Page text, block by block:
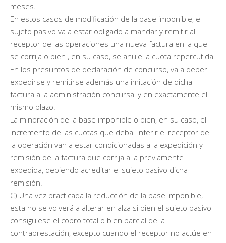
meses.
En estos casos de modificación de la base imponible, el
sujeto pasivo va a estar obligado a mandar y remitir al
receptor de las operaciones una nueva factura en la que
se corrija o bien , en su caso, se anule la cuota repercutida.
En los presuntos de declaración de concurso, va a deber
expedirse y remitirse además una imitación de dicha
factura a la administración concursal y en exactamente el
mismo plazo.
La minoración de la base imponible o bien, en su caso, el
incremento de las cuotas que deba inferir el receptor de
la operación van a estar condicionadas a la expedición y
remisión de la factura que corrija a la previamente
expedida, debiendo acreditar el sujeto pasivo dicha
remisión.
C) Una vez practicada la reducción de la base imponible,
esta no se volverá a alterar en alza si bien el sujeto pasivo
consiguiese el cobro total o bien parcial de la
contraprestación, excepto cuando el receptor no actúe en